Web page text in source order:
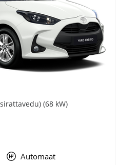
(68 kW)
Automaat